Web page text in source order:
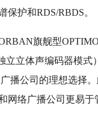
护和RDS/RBDS。
旗舰型
立立体声编码器模
播公司的理想选择
网络广播公司更易于